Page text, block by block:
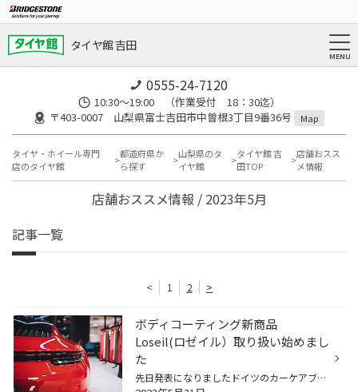
タイヤ館 吉田
0555-24-7120
10:30～19:00 （作業受付 18：30迄）
〒403-0007 山梨県富士吉田市中曽根3丁目9番36号
Map
タイヤ・ホイール専門
店のタイヤ館
都道府県か
ら探す
山梨県のタ
イヤ館
タイヤ館 吉
田TOP
店舗おスス
メ情報
店舗おススメ情報 / 2023年5月
記事一覧
< 1 2 >
ボディコーティング新商品
Loseil(ロゼイル）取り扱い始めまし
た
先日発表になりましたドイツのカーケアブランド、ウルトから新しいボディコーティングが発表になりました！ その名もLoseil(ロゼイル）です！ タイヤ館吉田店ではこのLoseil(ロゼイル）を導入しております。 こちらのコーティングの良いところはなんといってもIRカット（赤外線カット）することです...